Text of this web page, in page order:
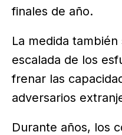
finales de año.
La medida
escalada de los
frenar las
adversarios
Durante años, los